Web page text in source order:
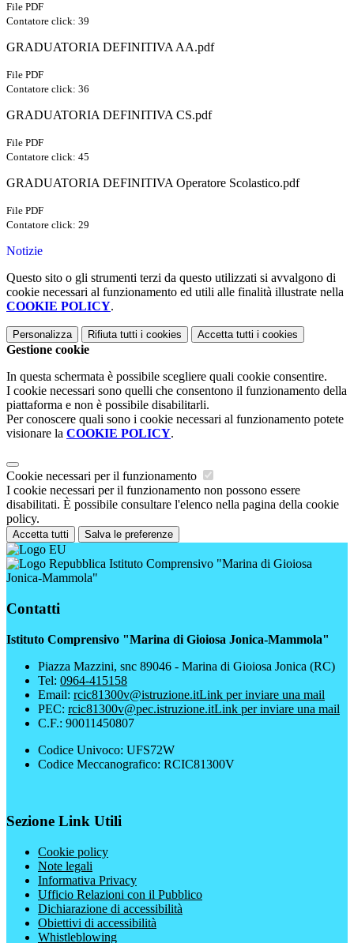
File PDF
Contatore click: 39
GRADUATORIA DEFINITIVA AA.pdf
File PDF
Contatore click: 36
GRADUATORIA DEFINITIVA CS.pdf
File PDF
Contatore click: 45
GRADUATORIA DEFINITIVA Operatore Scolastico.pdf
File PDF
Contatore click: 29
Notizie
Questo sito o gli strumenti terzi da questo utilizzati si avvalgono di
cookie necessari al funzionamento ed utili alle finalità illustrate nella
COOKIE POLICY.
Personalizza Rifiuta tutti i cookies Accetta tutti i cookies
Gestione cookie
In questa schermata è possibile scegliere quali cookie consentire.
I cookie necessari sono quelli che consentono il funzionamento della
piattaforma e non è possibile disabilitarli.
Per conoscere quali sono i cookie necessari al funzionamento potete
visionare la COOKIE POLICY.
Cookie necessari per il funzionamento
I cookie necessari per il funzionamento non possono essere
disabilitati. È possibile consultare l'elenco nella pagina della cookie
policy.
Accetta tutti Salva le preferenze
Istituto Comprensivo "Marina di Gioiosa
Jonica-Mammola"
Contatti
Istituto Comprensivo "Marina di Gioiosa Jonica-Mammola"
Piazza Mazzini, snc 89046 - Marina di Gioiosa Jonica (RC)
Tel: 0964-415158
Email: rcic81300v@istruzione.itLink per inviare una mail
PEC: rcic81300v@pec.istruzione.itLink per inviare una mail
C.F.: 90011450807
Codice Univoco: UFS72W
Codice Meccanografico: RCIC81300V
Sezione Link Utili
Cookie policy
Note legali
Informativa Privacy
Ufficio Relazioni con il Pubblico
Dichiarazione di accessibilità
Obiettivi di accessibilità
Whistleblowing